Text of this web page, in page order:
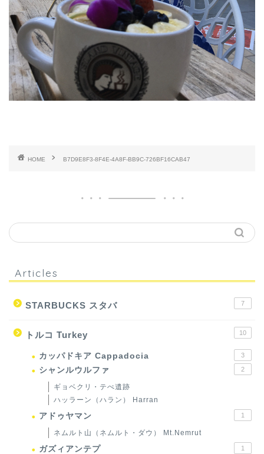
HOME B7D9E8F3-8F4E-4A8F-BB9C-726BF16CAB47
Articles
STARBUCKS スタバ 7
トルコ Turkey 10
カッパドキア Cappadocia 3
シャンルウルファ 2
ギョベクリ・テぺ遺跡
ハッラーン（ハラン） Harran
アドゥヤマン 1
ネムルト山（ネムルト・ダウ） Mt.Nemrut
ガズィアンテプ 1